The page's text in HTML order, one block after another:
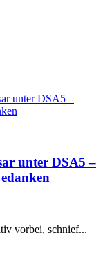
unter DSA5 –
unter DSA5 –
vorbei, schnief...